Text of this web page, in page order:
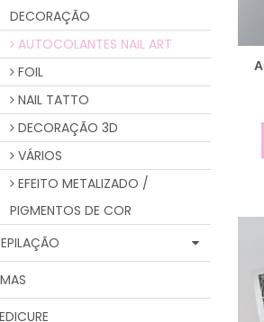
DECORAÇÃO
AUTOCOLANTES NAIL ART
FOIL
NAIL TATTO
DECORAÇÃO 3D
VÁRIOS
EFEITO METALIZADO /
PIGMENTOS DE COR